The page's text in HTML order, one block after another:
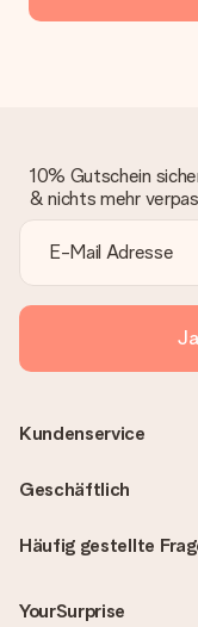
10% Gutschein
& nichts mehr
Häufig gestellte
YourSurprise
Kundenservice
Geschäftlich